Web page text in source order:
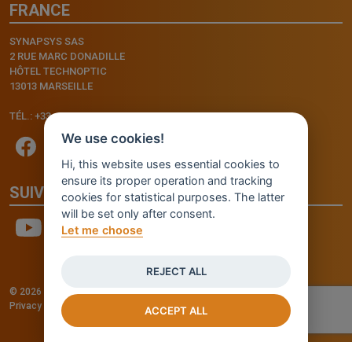
FRANCE
SYNAPSYS SAS
2 RUE MARC DONADILLE
HÔTEL TECHNOPTIC
13013 MARSEILLE
TÉL.: +33.4.91.11.75.75
SUIVEZ-NOUS
© 2026 - INVENTIS S.r.l. a socio unico — P. IVA: IT03957810280
Privacy policy
-Cookie Settings Credits: Fluid Design Lab
We use cookies!
Hi, this website uses essential cookies to
ensure its proper operation and tracking
cookies for statistical purposes. The latter
will be set only after consent.
Let me choose
REJECT ALL
ACCEPT ALL